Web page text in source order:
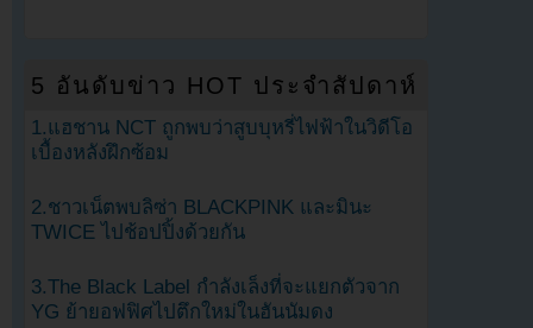
5 อันดับข่าว HOT ประจำสัปดาห์
1.แฮชาน NCT ถูกพบว่าสูบบุหรี่ไฟฟ้าในวิดีโอ
เบื้องหลังฝึกซ้อม
2.ชาวเน็ตพบลิซ่า BLACKPINK และมินะ
TWICE ไปช้อปปิ้งด้วยกัน
3.The Black Label กำลังเล็งที่จะแยกตัวจาก
YG ย้ายอฟฟิศไปตึกใหม่ในฮันนัมดง